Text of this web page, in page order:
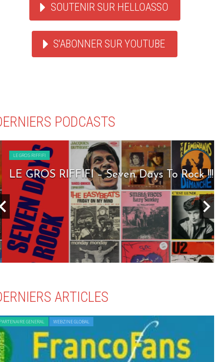
SOUTENIR SUR HELLOASSO
S'ABONNER SUR YOUTUBE
PODCASTS
LE GROS RIFFIFI
LE GROS RIFFIFI – Seven Days To Rock !!!
ARTICLES
GENERAL WEBZINE GLOBAL